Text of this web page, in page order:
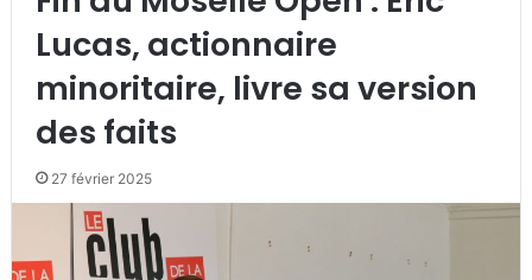
Lucas, actionnaire
minoritaire, livre sa version
des faits
27 février 2025